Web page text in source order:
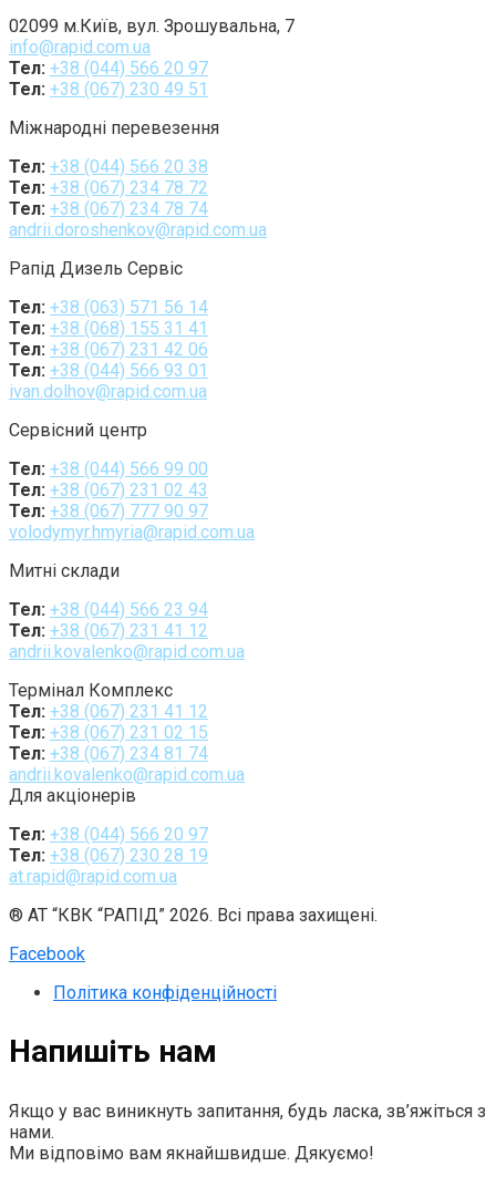
02099 м.Київ, вул. Зрошувальна, 7
info@rapid.com.ua
Тел: +38 (044) 566 20 97
Тел: +38 (067) 230 49 51
Міжнародні перевезення
Тел: +38 (044) 566 20 38
Тел: +38 (067) 234 78 72
Тел: +38 (067) 234 78 74
andrii.doroshenkov@rapid.com.ua
Рапід Дизель Сервіс
Тел: +38 (063) 571 56 14
Тел: +38 (068) 155 31 41
Тел: +38 (067) 231 42 06
Тел: +38 (044) 566 93 01
ivan.dolhov@rapid.com.ua
Сервісний центр
Тел: +38 (044) 566 99 00
Тел: +38 (067) 231 02 43
Тел: +38 (067) 777 90 97
volodymyr.hmyria@rapid.com.ua
Митні склади
Тел: +38 (044) 566 23 94
Тел: +38 (067) 231 41 12
andrii.kovalenko@rapid.com.ua
Термінал Комплекс
Тел: +38 (067) 231 41 12
Тел: +38 (067) 231 02 15
Тел: +38 (067) 234 81 74
andrii.kovalenko@rapid.com.ua
Для акціонерів
Тел: +38 (044) 566 20 97
Тел: +38 (067) 230 28 19
at.rapid@rapid.com.ua
® АТ “КВК “РАПІД” 2026. Всі права захищені.
Facebook
Політика конфіденційності
Напишіть нам
Якщо у вас виникнуть запитання, будь ласка, зв’яжіться з
нами.
Ми відповімо вам якнайшвидше. Дякуємо!